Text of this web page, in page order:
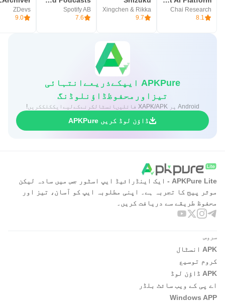
Chai Research
8.1
Xingchen & Rikka
9.7
Spotify AB
7.6
ZDevs
9.0
APKPure ایپکےذریعےانتہائی
تیزاورمحفوظڈاؤنلوڈنگ
Android پر XAPK/APK فائلیںانسٹالکرنےکےلیےایککلککریں!
ڈاؤن لوڈ کریں APKPure
APKPure Lite - ایک اینڈرائیڈ ایپ اسٹور جس میں سادہ لیکن
موثر پیج کا تجربہ ہے۔ اپنی مطلوبہ ایپ کو آسان، تیز اور
محفوظ طریقے سے دریافت کریں۔
سروس
APK انسٹال
کروم توسیع
APK ڈاؤن لوڈ
اے پی کے ویب سائٹ بلڈر
Windows APP